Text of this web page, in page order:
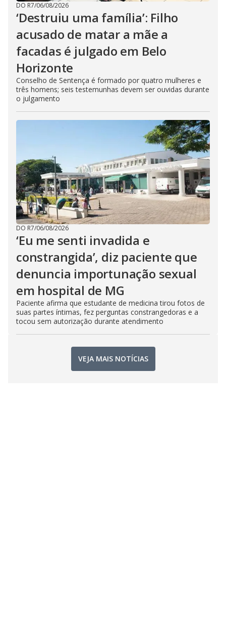
DO R7/06/08/2026
‘Destruiu uma família’: Filho
acusado de matar a mãe a
facadas é julgado em Belo
Horizonte
Conselho de Sentença é formado por quatro mulheres e
três homens; seis testemunhas devem ser ouvidas durante
o julgamento
DO R7/06/08/2026
‘Eu me senti invadida e
constrangida’, diz paciente que
denuncia importunação sexual
em hospital de MG
Paciente afirma que estudante de medicina tirou fotos de
suas partes íntimas, fez perguntas constrangedoras e a
tocou sem autorização durante atendimento
VEJA MAIS NOTÍCIAS